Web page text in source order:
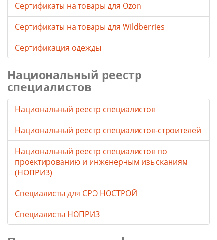
Cертификаты на товары для Ozon
Cертификаты на товары для Wildberries
Сертификация одежды
Национальный реестр
специалистов
Национальный реестр специалистов
Национальный реестр специалистов-строителей
Национальный реестр специалистов по
проектированию и инженерным изысканиям
(НОПРИЗ)
Специалисты для СРО НОСТРОЙ
Специалисты НОПРИЗ